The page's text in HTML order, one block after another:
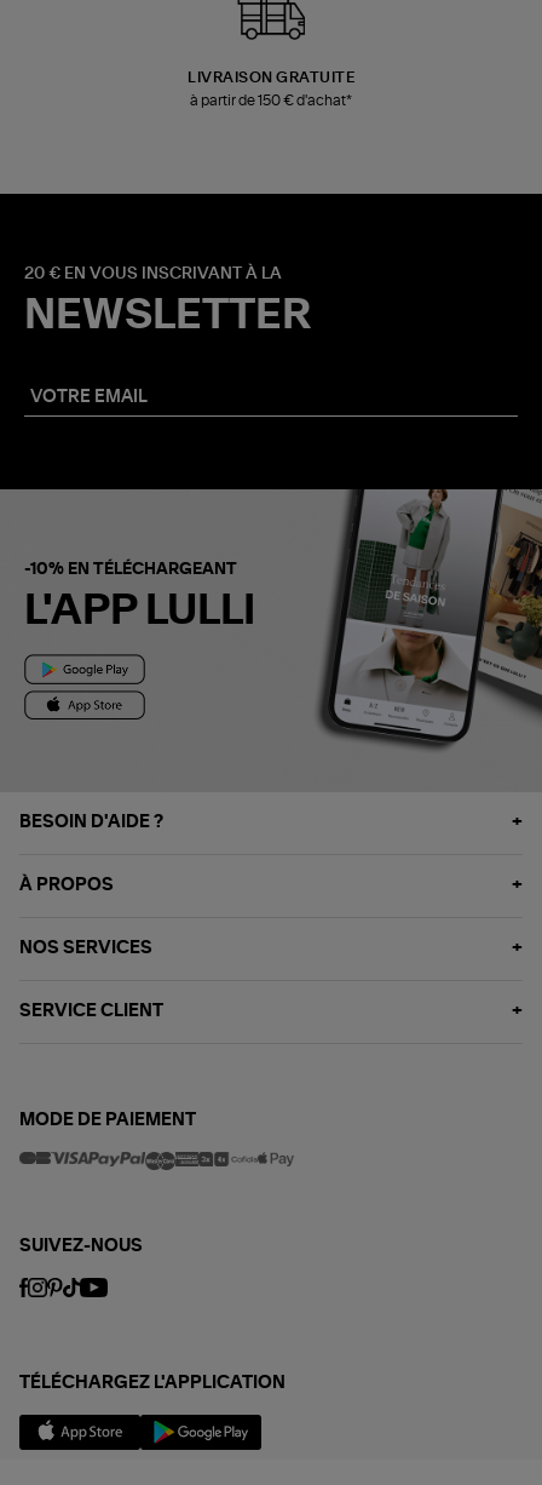
LIVRAISON GRATUITE
à partir de 150 € d'achat*
20 € EN VOUS INSCRIVANT À LA
NEWSLETTER
-10% EN TÉLÉCHARGEANT
L'APP LULLI
BESOIN D'AIDE ?
À PROPOS
NOS SERVICES
SERVICE CLIENT
MODE DE PAIEMENT
SUIVEZ-NOUS
TÉLÉCHARGEZ L'APPLICATION